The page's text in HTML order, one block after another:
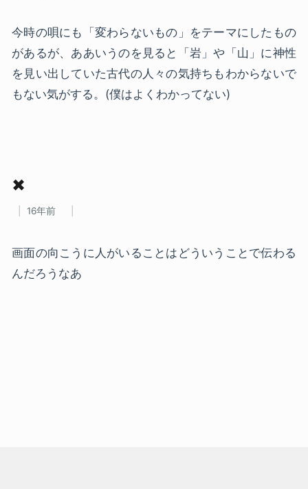
今時の唄にも「変わらないもの」をテーマにしたもの
があるが、ああいうのを見ると「岩」や「山」に神性
を見い出していた古代の人々の気持ちもわからないで
もない気がする。(僕はよくわかってない)
✖
16年前
画面の向こうに人がいることはどういうことで伝わる
んだろうなあ